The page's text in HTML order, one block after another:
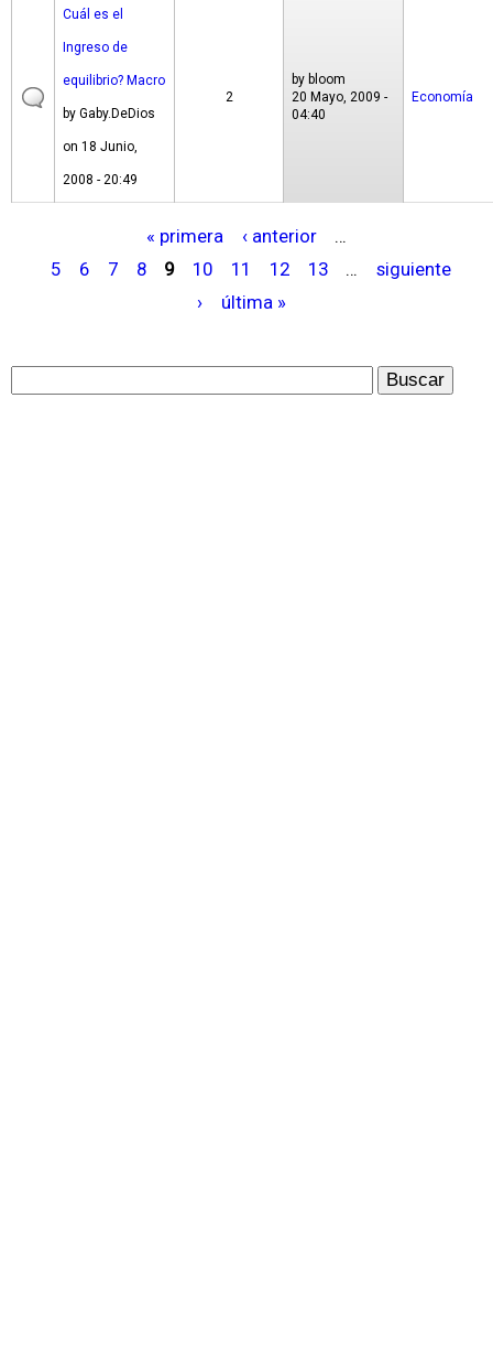
Cuál es el
Ingreso de
equilibrio? Macro
by Gaby.DeDios
on 18 Junio,
2008 - 20:49
2
by bloom
20 Mayo, 2009 -
04:40
Economía
i
n
« primera ‹ anterior
…
5
6 7 8 9 10 11 12 13 …
siguiente
›
última »